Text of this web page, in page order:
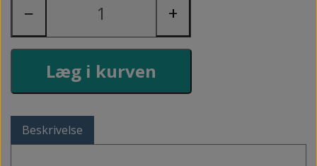
− +
Læg i kurven
Beskrivelse